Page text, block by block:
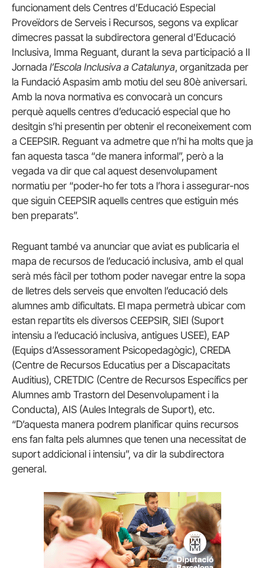
funcionament dels Centres d’Educació Especial
Proveïdors de Serveis i Recursos, segons va explicar
dimecres passat la subdirectora general d’Educació
Inclusiva, Imma Reguant, durant la seva participació a II
Jornada l’Escola Inclusiva a Catalunya, organitzada per
la Fundació Aspasim amb motiu del seu 80è aniversari.
Amb la nova normativa es convocarà un concurs
perquè aquells centres d’educació especial que ho
desitgin s’hi presentin per obtenir el reconeixement com
a CEEPSIR. Reguant va admetre que n’hi ha molts que ja
fan aquesta tasca “de manera informal”, però a la
vegada va dir que cal aquest desenvolupament
normatiu per “poder-ho fer tots a l’hora i assegurar-nos
que siguin CEEPSIR aquells centres que estiguin més
ben preparats”.
Reguant també va anunciar que aviat es publicaria el
mapa de recursos de l’educació inclusiva, amb el qual
serà més fàcil per tothom poder navegar entre la sopa
de lletres dels serveis que envolten l’educació dels
alumnes amb dificultats. El mapa permetrà ubicar com
estan repartits els diversos CEEPSIR, SIEI (Suport
intensiu a l’educació inclusiva, antigues USEE), EAP
(Equips d’Assessorament Psicopedagògic), CREDA
(Centre de Recursos Educatius per a Discapacitats
Auditius), CRETDIC (Centre de Recursos Específics per
Alumnes amb Trastorn del Desenvolupament i la
Conducta), AIS (Aules Integrals de Suport), etc.
“D’aquesta manera podrem planificar quins recursos
ens fan falta pels alumnes que tenen una necessitat de
suport addicional i intensiu”, va dir la subdirectora
general.